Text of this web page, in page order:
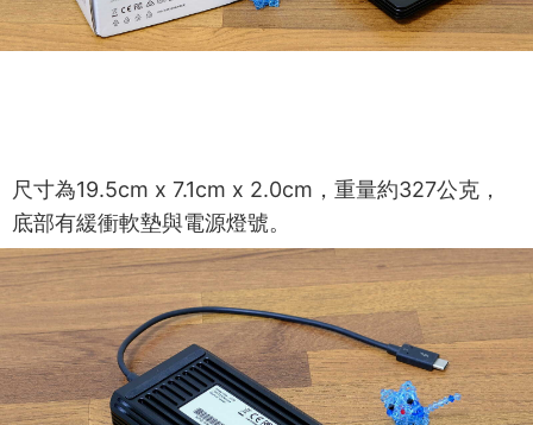
尺寸為19.5cm x 7.1cm x 2.0cm，重量約327公克，
底部有緩衝軟墊與電源燈號。